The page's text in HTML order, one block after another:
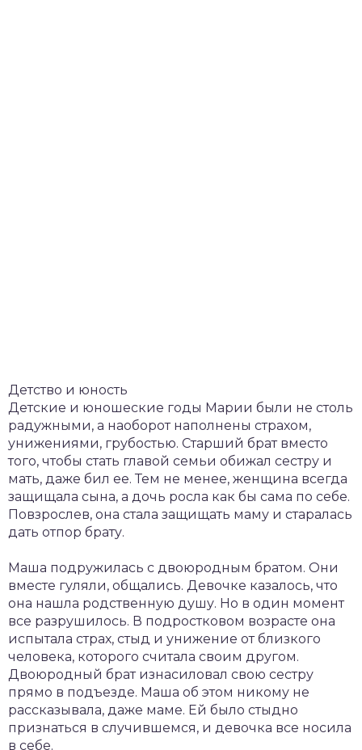
Детство и юность
Детские и юношеские годы Марии были не столь
радужными, а наоборот наполнены страхом,
унижениями, грубостью. Старший брат вместо
того, чтобы стать главой семьи обижал сестру и
мать, даже бил ее. Тем не менее, женщина всегда
защищала сына, а дочь росла как бы сама по себе.
Повзрослев, она стала защищать маму и старалась
дать отпор брату.
Маша подружилась с двоюродным братом. Они
вместе гуляли, общались. Девочке казалось, что
она нашла родственную душу. Но в один момент
все разрушилось. В подростковом возрасте она
испытала страх, стыд и унижение от близкого
человека, которого считала своим другом.
Двоюродный брат изнасиловал свою сестру
прямо в подъезде. Маша об этом никому не
рассказывала, даже маме. Ей было стыдно
признаться в случившемся, и девочка все носила
в себе.